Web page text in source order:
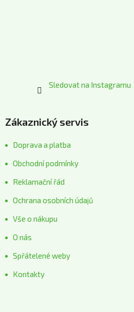
Sledovat na Instagramu
Zákaznický servis
Doprava a platba
Obchodní podmínky
Reklamační řád
Ochrana osobních údajů
Vše o nákupu
O nás
Spřátelené weby
Kontakty